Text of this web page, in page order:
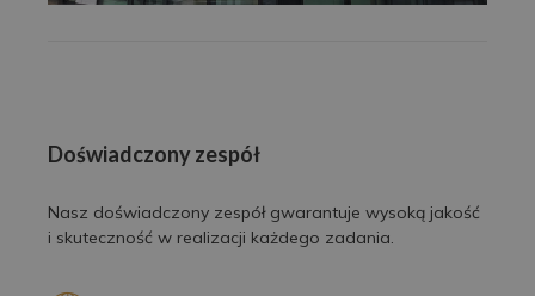
Doświadczony zespół
Nasz doświadczony zespół gwarantuje wysoką jakość
i skuteczność w realizacji każdego zadania.